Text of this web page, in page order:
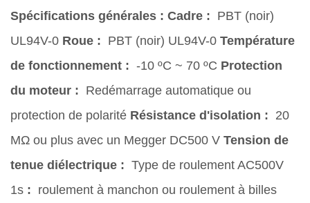
Spécifications générales : Cadre : PBT (noir)
UL94V-0 Roue : PBT (noir) UL94V-0 Température
de fonctionnement : -10 ºC ~ 70 ºC Protection
du moteur : Redémarrage automatique ou
protection de polarité Résistance d'isolation : 20
MΩ ou plus avec un Megger DC500 V Tension de
tenue diélectrique : Type de roulement AC500V
1s : roulement à manchon ou roulement à billes